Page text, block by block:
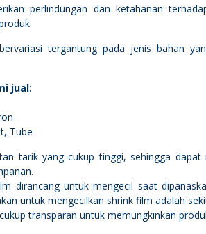
perlindungan dan ketahanan
tergantung pada jenis bahan
jual:
Tube
tarik yang cukup tinggi, sehingga
dirancang untuk mengecil saat
untuk mengecilkan shrink film adalah
transparan untuk memungkinkan